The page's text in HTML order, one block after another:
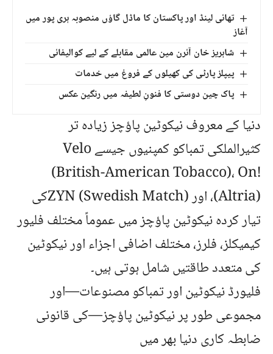
تھائی لینڈ اور پاکستان کا ماڈل گاؤں منصوبہ ہری پور میں
آغاز
شاہریز خان آئرن مین عالمی مقابلے کے لیے کوالیفائی
پیپلز پارٹی کی کھیلوں کے فروغ میں خدمات
پاک چین دوستی کا فنونِ لطیفہ میں رنگین عکس
دنیا کے معروف نیکوٹین پاؤچز زیادہ تر
کثیرالملکی تمباکو کمپنیوں جیسے Velo
(British-American Tobacco)، On!
(Altria)، اور ZYN (Swedish Match)کی
تیار کردہنیکوٹین پاؤچزمیں عموماً مختلف فلیور
کیمیکلز، فلرز، مختلف اضافی اجزاء اور نیکوٹین
کی متعدد طاقتیں شامل ہوتی ہیں۔
فلیورڈ نیکوٹین اور تمباکو مصنوعات—اور
مجموعی طور پر نیکوٹین پاؤچز—کی قانونی
ضابطہ کاری دنیا بھر میں